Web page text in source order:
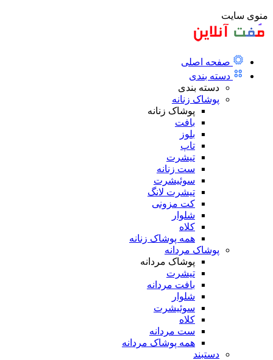
منوی سایت
صفحه اصلی
دسته بندی
دسته بندی
پوشاک زنانه
پوشاک زنانه
بافت
بلوز
تاپ
تیشرت
ست زنانه
سوئیشرت
تیشرت لانگ
کت مزونی
شلوار
کلاه
همه پوشاک زنانه
پوشاک مردانه
پوشاک مردانه
تیشرت
بافت مردانه
شلوار
سوئیشرت
کلاه
ست مردانه
همه پوشاک مردانه
دستبند